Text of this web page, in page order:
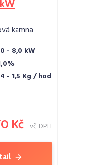
kamna
- 8,0 kW
- 1,5 Kg / hod
Kč vč. DPH